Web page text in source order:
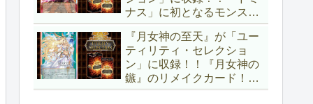
～。【遊戯王OCG】
ナス」に初となるモンスタ
ーが登場！！『聖王の粉
砕』や『列王詩篇』に描か
れていた少女で、実際にこ
の2種を強力にサポートし
ていますね！！【遊戯王
『月女神の至天』が「ユー
ティリティ・セレクショ
ン」に収録！！『月女神の
鏃』のリメイクカード！！
選出傾向が読めなくなりま